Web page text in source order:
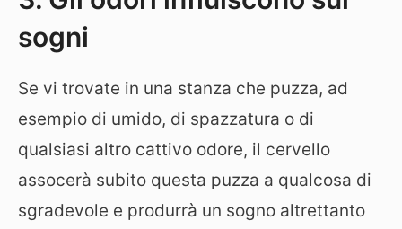
sogni
Se vi trovate in una stanza che puzza, ad
esempio di umido, di spazzatura o di
qualsiasi altro cattivo odore, il cervello
assocerà subito questa puzza a qualcosa di
sgradevole e produrrà un sogno altrettanto